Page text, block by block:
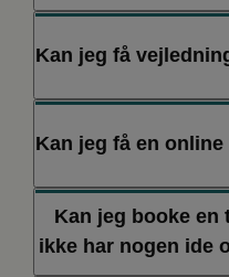
efteruddannelse er
Selvfølgelig.
Kontakt
Kan jeg få
Selvfølgelig.
for 1-2 hverdage.
Kan jeg få en online
Selvfølgelig. Vi tilbyder
dig, der ikke går på en
Kan jeg booke en
ikke har nogen ide